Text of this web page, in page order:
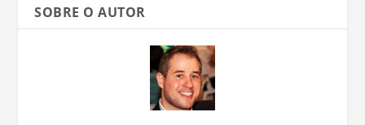
SOBRE O AUTOR